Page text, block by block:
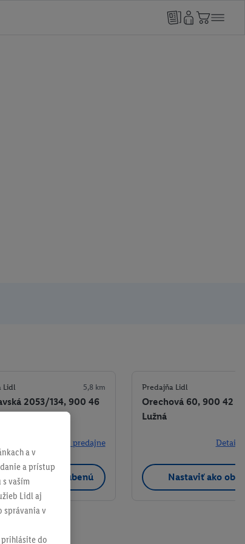
Lidl 5,8 km
2053/134, 900 46
Detaily predajne
ako obľúbenú
Predajňa Lidl
Orechová 60, 900 42
Lužná
Detaily
Nastaviť ako
a v
a prístup
vaším
Lidl aj
správania v
do